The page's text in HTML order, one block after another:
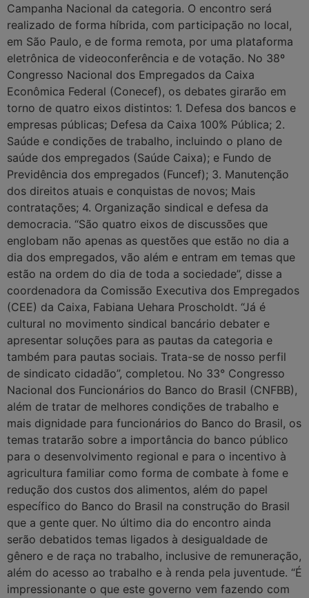
Campanha Nacional da categoria. O encontro será
realizado de forma híbrida, com participação no local,
em São Paulo, e de forma remota, por uma plataforma
eletrônica de videoconferência e de votação. No 38º
Congresso Nacional dos Empregados da Caixa
Econômica Federal (Conecef), os debates girarão em
torno de quatro eixos distintos: 1. Defesa dos bancos e
empresas públicas; Defesa da Caixa 100% Pública; 2.
Saúde e condições de trabalho, incluindo o plano de
saúde dos empregados (Saúde Caixa); e Fundo de
Previdência dos empregados (Funcef); 3. Manutenção
dos direitos atuais e conquistas de novos; Mais
contratações; 4. Organização sindical e defesa da
democracia. “São quatro eixos de discussões que
englobam não apenas as questões que estão no dia a
dia dos empregados, vão além e entram em temas que
estão na ordem do dia de toda a sociedade”, disse a
coordenadora da Comissão Executiva dos Empregados
(CEE) da Caixa, Fabiana Uehara Proscholdt. “Já é
cultural no movimento sindical bancário debater e
apresentar soluções para as pautas da categoria e
também para pautas sociais. Trata-se de nosso perfil
de sindicato cidadão”, completou. No 33° Congresso
Nacional dos Funcionários do Banco do Brasil (CNFBB),
além de tratar de melhores condições de trabalho e
mais dignidade para funcionários do Banco do Brasil, os
temas tratarão sobre a importância do banco público
para o desenvolvimento regional e para o incentivo à
agricultura familiar como forma de combate à fome e
redução dos custos dos alimentos, além do papel
específico do Banco do Brasil na construção do Brasil
que a gente quer. No último dia do encontro ainda
serão debatidos temas ligados à desigualdade de
gênero e de raça no trabalho, inclusive de remuneração,
além do acesso ao trabalho e à renda pela juventude. “É
impressionante o que este governo vem fazendo com